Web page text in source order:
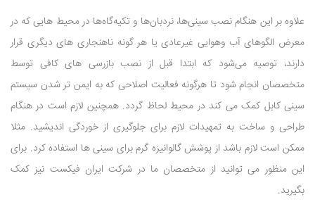
علاوه بر این هنگام نصب سینی‌ها، نردبان‌ها و تکیه‌گاه‌ها در محیط هایی که در
معرض الگوهای آب ‌وهوایی غیرعادی یا هر گونه ناهنجاری های دیگری قرار
دارند، توصیه می‌شود که ابتدا قبل از نصب بازرسی های کافی توسط
متخصصان انجام شود تا هرگونه فعالیت اصلاحی که به ایمن تر شدن سیستم
سینی کابل کمک می کند در محیط لحاظ گردد. همچنین لازم است در هنگام
طراحی و ساخت به تمهیدات لازم برای جلوگیری از خوردگی اندیشید. مثلا
ممکن است لازم باشد از پوشش گالوانیزه گرم برای سینی ها استفاده کرد. برای
این منظور می توانید از متخصصان ما در شرکت ایران فیکست نیز کمک
بگیرید.